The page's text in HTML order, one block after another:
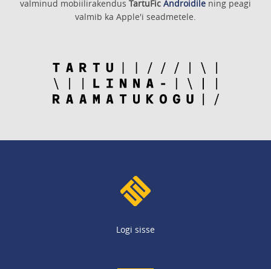
valminud mobiilirakendus TartuFic Androidile ning peagi
valmib ka Apple'i seadmetele.
Logi sisse